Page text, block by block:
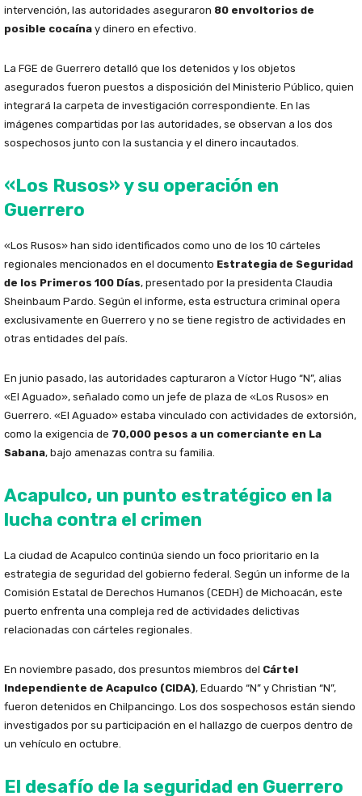
intervención, las autoridades aseguraron 80 envoltorios de
posible cocaína y dinero en efectivo.
La FGE de Guerrero detalló que los detenidos y los objetos
asegurados fueron puestos a disposición del Ministerio Público, quien
integrará la carpeta de investigación correspondiente. En las
imágenes compartidas por las autoridades, se observan a los dos
sospechosos junto con la sustancia y el dinero incautados.
«Los Rusos» y su operación en
Guerrero
«Los Rusos» han sido identificados como uno de los 10 cárteles
regionales mencionados en el documento Estrategia de Seguridad
de los Primeros 100 Días, presentado por la presidenta Claudia
Sheinbaum Pardo. Según el informe, esta estructura criminal opera
exclusivamente en Guerrero y no se tiene registro de actividades en
otras entidades del país.
En junio pasado, las autoridades capturaron a Víctor Hugo “N”, alias
«El Aguado», señalado como un jefe de plaza de «Los Rusos» en
Guerrero. «El Aguado» estaba vinculado con actividades de extorsión,
como la exigencia de 70,000 pesos a un comerciante en La
Sabana, bajo amenazas contra su familia.
Acapulco, un punto estratégico en la
lucha contra el crimen
La ciudad de Acapulco continúa siendo un foco prioritario en la
estrategia de seguridad del gobierno federal. Según un informe de la
Comisión Estatal de Derechos Humanos (CEDH) de Michoacán, este
puerto enfrenta una compleja red de actividades delictivas
relacionadas con cárteles regionales.
En noviembre pasado, dos presuntos miembros del Cártel
Independiente de Acapulco (CIDA), Eduardo “N” y Christian “N”,
fueron detenidos en Chilpancingo. Los dos sospechosos están siendo
investigados por su participación en el hallazgo de cuerpos dentro de
un vehículo en octubre.
El desafío de la seguridad en Guerrero